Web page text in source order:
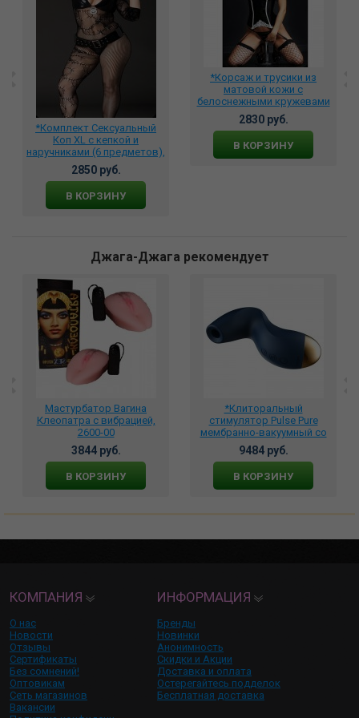
*Комплект Сексуальный
Коп XL с кепкой и
наручниками (6 предметов),
71101
2850 руб.
В КОРЗИНУ
*Корсаж и трусики из
матовой кожи с
белоснежными кружевами
+ чулки DJ_6529
2830 руб.
В КОРЗИНУ
Джага-Джага рекомендует
Мастурбатор Вагина
Клеопатра с вибрацией,
2600-00
3844 руб.
В КОРЗИНУ
*Клиторальный
стимулятор Pulse Pure
мембранно-вакуумный со
встроенным
аккумулятором, S117-Dark
9484 руб.
В КОРЗИНУ
КОМПАНИЯ
О нас
Новости
Отзывы
Сертификаты
Без сомнений!
Оптовикам
Сеть магазинов
Вакансии
ИНФОРМАЦИЯ
Бренды
Новинки
Анонимность
Скидки и Акции
Доставка и оплата
Остерегайтесь подделок
Бесплатная доставка